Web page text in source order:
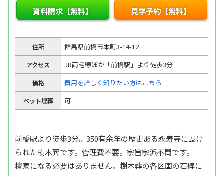
資料請求【無料】 見学予約【無料】
住所 群馬県前橋市本町3-14-12
アクセス JR両毛線ほか「前橋駅」より徒歩3分
価格 費用を詳しく知りたい方はこちら
ペット埋葬 可
前橋駅より徒歩3分。350有余年の歴史ある永寿寺に設け
られた樹木葬です。管理費不要。宗旨宗派不問です。
檀家になる必要はありません。樹木葬の各区画の石碑に